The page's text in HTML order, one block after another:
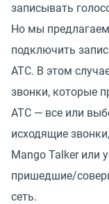
записывать
Но мы
подключить
АТС. В этом
звонки, которые
АТС — все или
исходящие
Mango Talker или
пришедшие/
сеть.